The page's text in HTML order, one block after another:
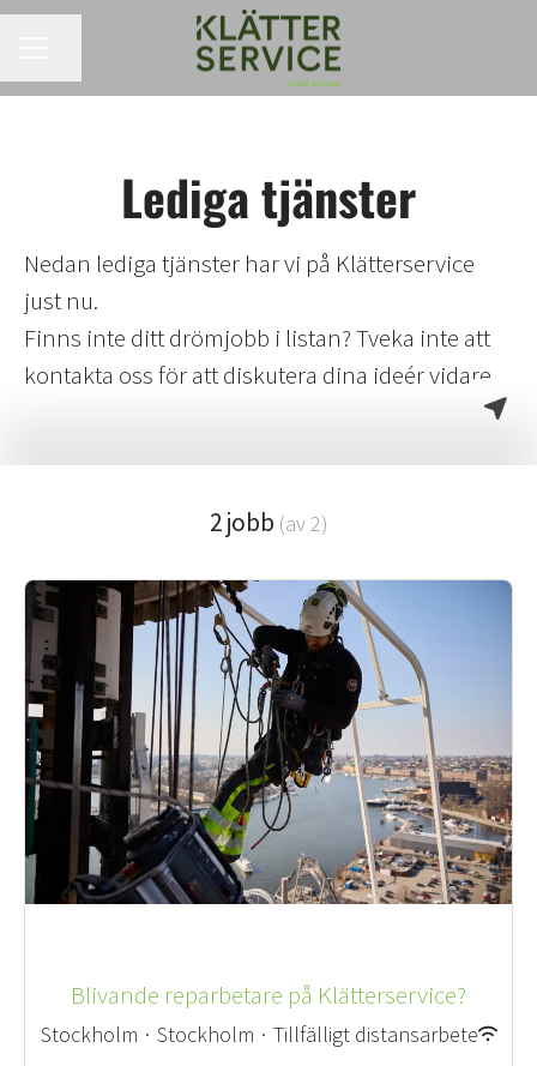
Lediga tjänster
Nedan lediga tjänster har vi på Klätterservice
just nu.
Finns inte ditt drömjobb i listan? Tveka inte att
kontakta oss för att diskutera dina ideér vidare.
2 jobb (av 2)
Blivande reparbetare på Klätterservice?
Stockholm · Stockholm · Tillfälligt distansarbete